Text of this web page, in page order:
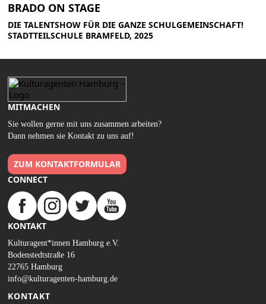
BRADO ON STAGE
DIE TALENTSHOW FÜR DIE GANZE SCHULGEMEINSCHAFT!
STADTTEILSCHULE BRAMFELD, 2025
MITMACHEN
Sie wollen gerne mit uns zusammen arbeiten?
Dann nehmen sie Kontakt zu uns auf!
ZUM KONTAKTFORMULAR
CONNECT
KONTAKT
Kulturagent*innen Hamburg e.V.
Bodenstedtstraße 16
22765 Hamburg
info@kulturagenten-hamburg.de
KONTAKT